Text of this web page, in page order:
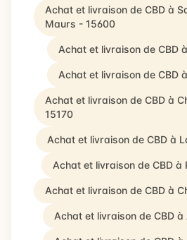
Achat et livraison de CBD à
Maurs - 15600
Achat et livraison de CBD
Achat et livraison de CBD
Achat et livraison de CBD à
15170
Achat et livraison de CBD à
Achat et livraison de CBD à
Achat et livraison de CBD à
Achat et livraison de CBD